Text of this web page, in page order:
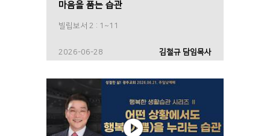
마음을 품는 습관
빌립보서 2 : 1~11
2026-06-28 김철규 담임목사